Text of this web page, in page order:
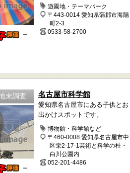
－
遊園地・テーマパーク
〒443-0014 愛知県蒲郡市海陽
町2-3
0533-58-2700
未調査
－
名古屋市科学館
愛知県名古屋市にある子供とお
出かけスポットです。
博物館・科学館など
〒460-0008 愛知県名古屋市中
区栄2-17-1芸術と科学の杜・
白川公園内
052-201-4486